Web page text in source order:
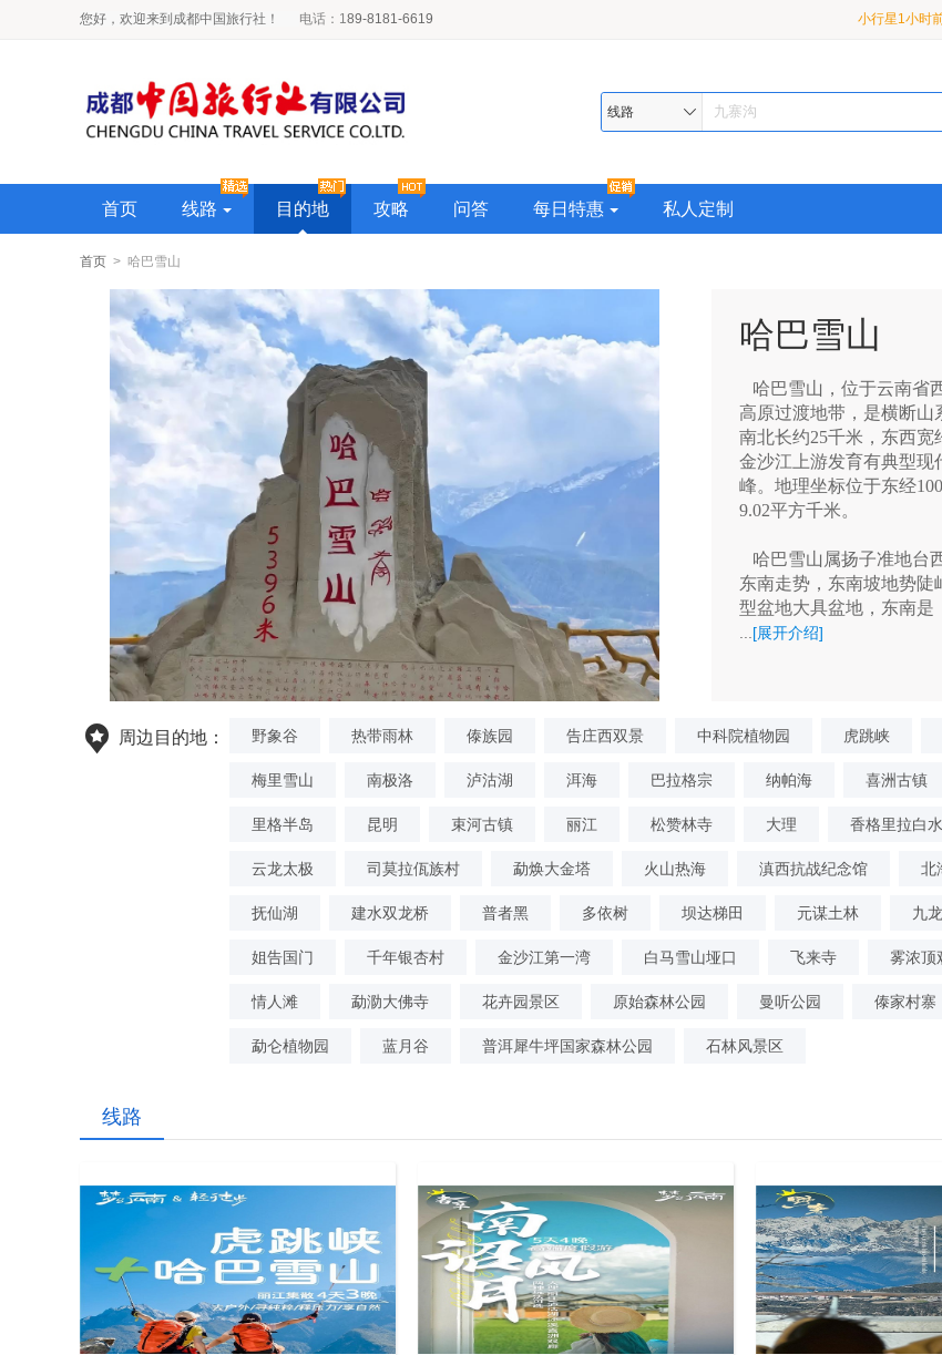
您好，欢迎来到成都中国旅行社！ 电话 ：189-8181-6619
超级座驾•品
熊猫乐园或
线路
首页 线路 目的地 攻略 问答 每日特惠 私人定制
首页 > 哈巴雪山
哈巴雪山
哈巴雪山，位于云南省
高原过渡地带，是横断山
南北长约25千米，东西宽
金沙江上游发育有典型现
峰。地理坐标位于东经
9.02平方千米。
哈巴雪山属扬子准地台
东南走势，东南坡地势
型盆地大具盆地，东南是
[展开介绍]
周边目的地： 野象谷 热带雨林 傣族园 告庄西双景 中科院植物园 虎跳峡
梅里雪山 南极洛 泸沽湖 洱海 巴拉格宗 纳帕海 喜洲古镇
里格半岛 昆明 束河古镇 丽江 松赞林寺 大理 香格里拉白
云龙太极 司莫拉佤族村 勐焕大金塔 火山热海 滇西抗战纪念馆 北
抚仙湖 建水双龙桥 普者黑 多依树 坝达梯田 元谋土林 九
姐告国门 千年银杏村 金沙江第一湾 白马雪山垭口 飞来寺 雾浓顶
情人滩 勐泐大佛寺 花卉园景区 原始森林公园 曼听公园 傣家村寨
勐仑植物园 蓝月谷 普洱犀牛坪国家森林公园 石林风景区
线路